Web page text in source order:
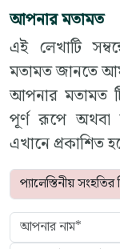
আপনার মতামত
এই লেখাটি
মতামত জানতে
আপনার মতামত
পূর্ণ রূপে
এখানে প্রকাশিত